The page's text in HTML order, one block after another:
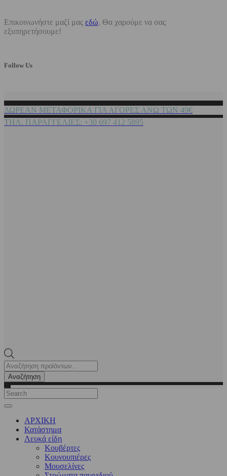
Επικοινωνήστε μαζί μας εδώ. Θα χαρούμε να σας
εξυπηρετήσουμε!
Follow Us
ΔΩΡΕΑΝ ΜΕΤΑΦΟΡΙΚΑ ΓΙΑ ΑΓΟΡΕΣ ΑΝΩ ΤΩΝ 49€
ΤΗΛ. ΠΑΡΑΓΓΕΛΙΕΣ: +30 697 412 5895
Products
search
Αναζήτηση
ΑΡΧΙΚΗ
Κατάστημα
Λευκά είδη
Kουβέρτες
Κουνουπιέρες
Μουσελίνες